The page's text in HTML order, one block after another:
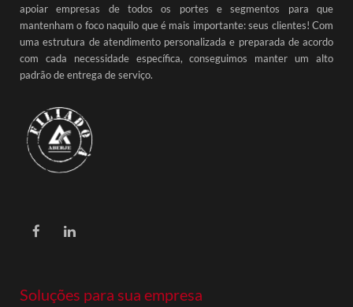
apoiar empresas de todos os portes e segmentos para que
mantenham o foco naquilo que é mais importante: seus clientes! Com
uma estrutura de atendimento personalizada e preparada de acordo
com cada necessidade específica, conseguimos manter um alto
padrão de entrega de serviço.
Soluções para sua empresa